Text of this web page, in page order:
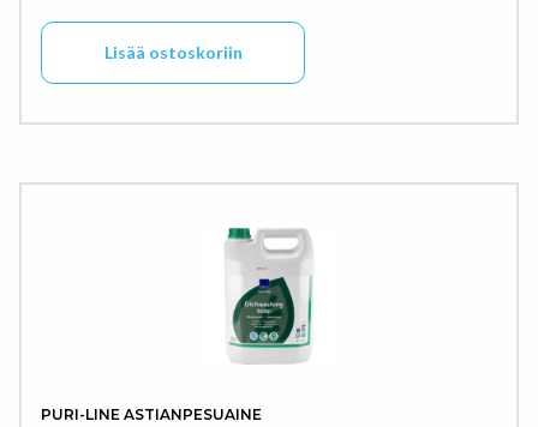
Lisää ostoskoriin
PURI-LINE ASTIANPESUAINE